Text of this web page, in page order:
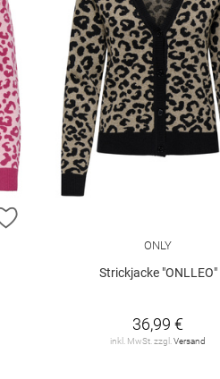
ZUR WUNSCHLISTE HINZUFÜGEN
ONLY
Strickjacke "ONLLEO"
36,99 €
inkl. MwSt. zzgl.Versand